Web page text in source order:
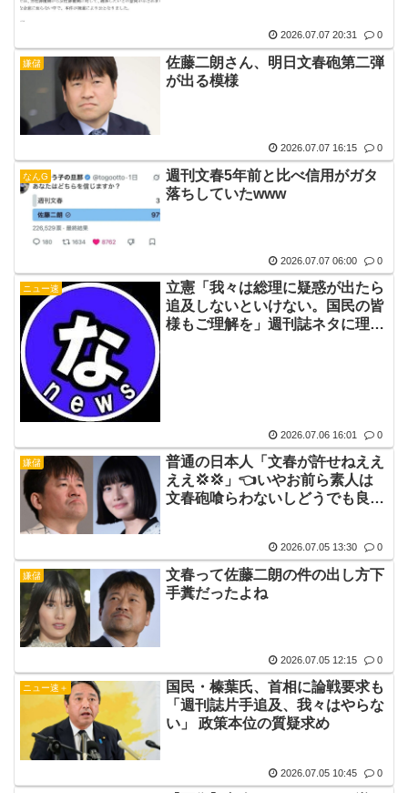
2026.07.07 20:31 0
嫌儲
佐藤二朗さん、明日文春砲第二弾
が出る模様
2026.07.07 16:15 0
なんG
週刊文春5年前と比べ信用がガタ
落ちしていたwww
2026.07.07 06:00 0
ニュー速
立憲「我々は総理に疑惑が出たら
追及しないといけない。国民の皆
様もご理解を」週刊誌ネタに理解
2026.07.06 16:01 0
嫌儲
普通の日本人「文春が許せねええ
ええ💢💢」👈いやお前ら素人は
文春砲喰らわないしどうでも良く
2026.07.05 13:30 0
嫌儲
文春って佐藤二朗の件の出し方下
手糞だったよね
2026.07.05 12:15 0
ニュー速＋
国民・榛葉氏、首相に論戦要求も
「週刊誌片手追及、我々はやらな
い」 政策本位の質疑求め
2026.07.05 10:45 0